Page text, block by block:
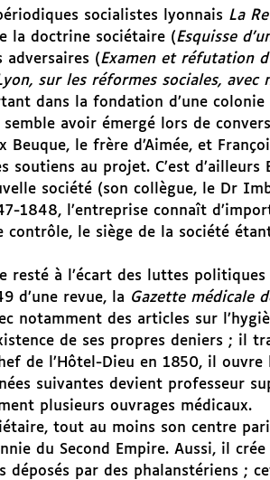
socialistes lyonnais La
la doctrine sociétaire (Esquisse
adversaires (Examen et réfutation
sur les réformes sociales, avec
dans la fondation d’une colonie
avoir émergé lors de
le frère d’Aimée, et
au projet. C’est d’ailleurs
société (son collègue, le Dr
1848, l’entreprise connaît
le siège de la société
resté à l’écart des luttes politiques
d’une revue, la Gazette médicale
notamment des articles sur
de ses propres deniers ; il
de l’Hôtel-Dieu en 1850, il ouvre
suivantes devient professeur
plusieurs ouvrages médicaux.
tout au moins son centre
du Second Empire. Aussi, il
par des phalanstériens ;